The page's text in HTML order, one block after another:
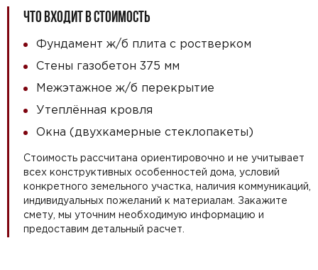
ЧТО ВХОДИТ В СТОИМОСТЬ
Фундамент ж/б плита с ростверком
Стены газобетон 375 мм
Межэтажное ж/б перекрытие
Утеплённая кровля
Окна (двухкамерные стеклопакеты)
Стоимость рассчитана ориентировочно и не учитывает
всех конструктивных особенностей дома, условий
конкретного земельного участка, наличия коммуникаций,
индивидуальных пожеланий к материалам. Закажите
смету, мы уточним необходимую информацию и
предоставим детальный расчет.